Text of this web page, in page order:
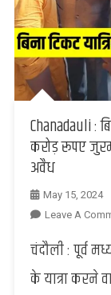
Chanadauli :
करोड़ रूपए
अवैध
May 15, 2024
Leave A
चंदौली : पूर्व
के यात्रा करने